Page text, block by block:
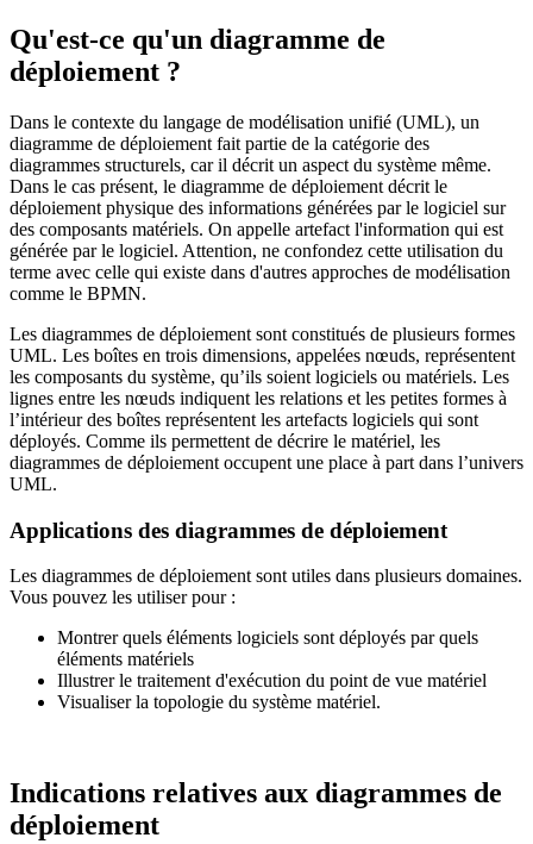
Qu'est-ce qu'un diagramme de
déploiement ?
Dans le contexte du langage de modélisation unifié (UML), un
diagramme de déploiement fait partie de la catégorie des
diagrammes structurels, car il décrit un aspect du système même.
Dans le cas présent, le diagramme de déploiement décrit le
déploiement physique des informations générées par le logiciel sur
des composants matériels. On appelle artefact l'information qui est
générée par le logiciel. Attention, ne confondez cette utilisation du
terme avec celle qui existe dans d'autres approches de modélisation
comme le BPMN.
Les diagrammes de déploiement sont constitués de plusieurs formes
UML. Les boîtes en trois dimensions, appelées nœuds, représentent
les composants du système, qu’ils soient logiciels ou matériels. Les
lignes entre les nœuds indiquent les relations et les petites formes à
l’intérieur des boîtes représentent les artefacts logiciels qui sont
déployés. Comme ils permettent de décrire le matériel, les
diagrammes de déploiement occupent une place à part dans l’univers
UML.
Applications des diagrammes de déploiement
Les diagrammes de déploiement sont utiles dans plusieurs domaines.
Vous pouvez les utiliser pour :
Montrer quels éléments logiciels sont déployés par quels
éléments matériels
Illustrer le traitement d'exécution du point de vue matériel
Visualiser la topologie du système matériel.
Indications relatives aux diagrammes de
déploiement